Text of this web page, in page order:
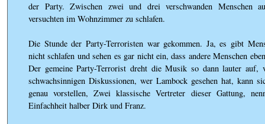
der Party. Zwischen zwei und drei verschwanden Menschen
versuchten im Wohnzimmer zu schlafen.
Die Stunde der Party-Terroristen war gekommen. Ja, es gibt
nicht schlafen und sehen es gar nicht ein, dass andere Menschen
Der gemeine Party-Terrorist dreht die Musik so dann lauter auf,
schwachsinnigen Diskussionen, wer Lambock gesehen hat, kann
genau vorstellen, Zwei klassische Vertreter dieser Gattung,
Einfachheit halber Dirk und Franz.